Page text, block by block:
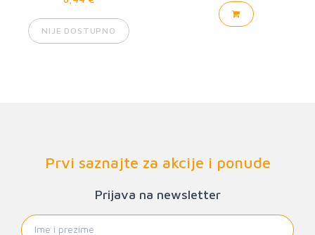
NIJE DOSTUPNO
Prvi saznajte za akcije i ponude
Prijava na newsletter